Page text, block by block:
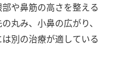
や鼻筋の高さを整える
丸み、小鼻の広がり、
別の治療が適している